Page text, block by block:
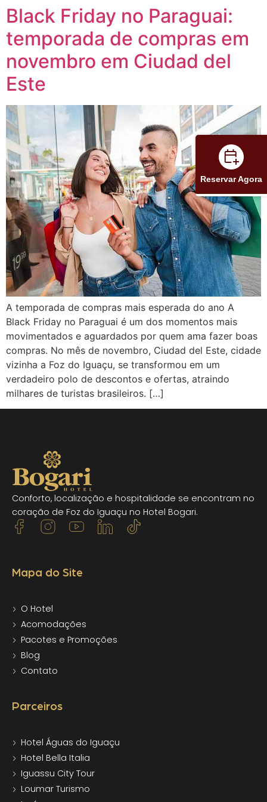
Black Friday no Paraguai:
temporada de compras em
novembro em Ciudad del
Este
A temporada de compras mais esperada do ano A
Black Friday no Paraguai é um dos momentos mais
movimentados e aguardados por quem ama fazer boas
compras. No mês de novembro, Ciudad del Este, cidade
vizinha a Foz do Iguaçu, se transformou em um
verdadeiro polo de descontos e ofertas, atraindo
milhares de turistas brasileiros. […]
Conforto, localização e hospitalidade se encontram no
coração de Foz do Iguaçu no Hotel Bogari.
Mapa do Site
O Hotel
Acomodações
Pacotes e Promoções
Blog
Contato
Parceiros
Hotel Águas do Iguaçu
Hotel Bella Italia
Iguassu City Tour
Loumar Turismo
Reservar Agora